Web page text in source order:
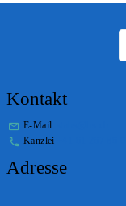
Kontakt
E-Mail
Kanzlei
Adresse